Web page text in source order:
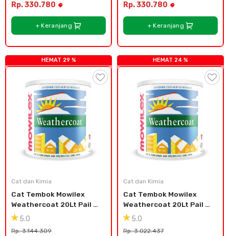
Rp. 330.780
+ Keranjang
Rp. 330.780
+ Keranjang
HEMAT 29 %
Cat dan Kimia
Cat Tembok Mowilex
Weathercoat 20Lt Pail
Plastik - White
5.0
Rp. 3.144.309
HEMAT 24 %
Cat dan Kimia
Cat Tembok Mowilex
Weathercoat 20Lt Pail
Plastik - Candi
5.0
Rp. 3.022.437